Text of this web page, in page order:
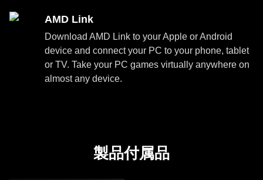
AMD Link
Download AMD Link to your Apple or Android
device and connect your PC to your phone, tablet
or TV. Take your PC games virtually anywhere on
almost any device.
製品付属品